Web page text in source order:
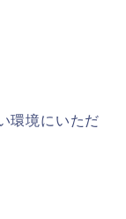
環境にいただ